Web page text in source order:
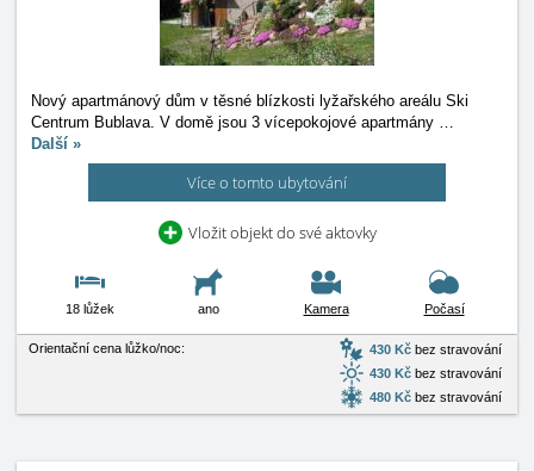
Nový apartmánový dům v těsné blízkosti lyžařského areálu Ski
Centrum Bublava. V domě jsou 3 vícepokojové apartmány …
Další »
Více o tomto ubytování
Vložit objekt do své aktovky
18 lůžek ano Kamera Počasí
Orientační cena lůžko/noc: 430 Kč bez stravování
430 Kč bez stravování
480 Kč bez stravování